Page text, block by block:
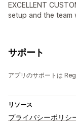
EXCELLENT
setup and the team
サポート
アプリのサポートは
リソース
プライバシーポリシ